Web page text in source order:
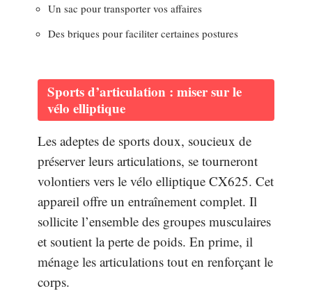
Un sac pour transporter vos affaires
Des briques pour faciliter certaines postures
Sports d’articulation : miser sur le
vélo elliptique
Les adeptes de sports doux, soucieux de
préserver leurs articulations, se tourneront
volontiers vers le vélo elliptique CX625. Cet
appareil offre un entraînement complet. Il
sollicite l’ensemble des groupes musculaires
et soutient la perte de poids. En prime, il
ménage les articulations tout en renforçant le
corps.